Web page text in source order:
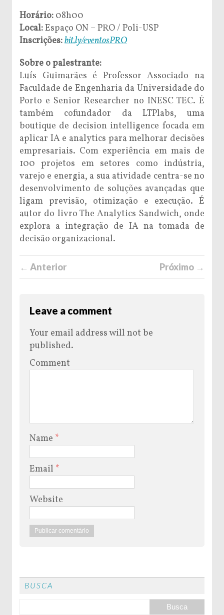
Horário: 08h00
Local:Espaço ON – PRO / Poli-USP
Inscrições:bit.ly/eventosPRO
Sobre o palestrante:
Luís Guimarães é Professor Associado na
Faculdade de Engenharia da Universidade do
Porto e Senior Researcher no INESC TEC. É
também cofundador da LTPlabs, uma
boutique de decision intelligence focada em
aplicar IA e analytics para melhorar decisões
empresariais. Com experiência em mais de
100 projetos em setores como indústria,
varejo e energia, a sua atividade centra-se no
desenvolvimento de soluções avançadas que
ligam previsão, otimização e execução. É
autor do livro The Analytics Sandwich, onde
explora a integração de IA na tomada de
decisão organizacional.
← Anterior Próximo →
Leave a comment
Your email address will not be
published.
Comment
Name *
Email *
Website
BUSCA